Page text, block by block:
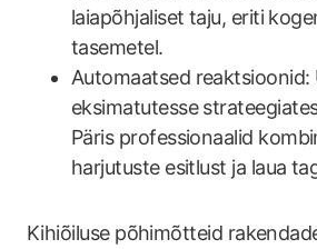
laiapõhjaliset taju, eriti
tasemetel.
Automaatsed reaktsioonid:
eksimatutesse
Päris professionaalid
harjutuste esitlust ja laua
Kihiõiluse põhimõtteid